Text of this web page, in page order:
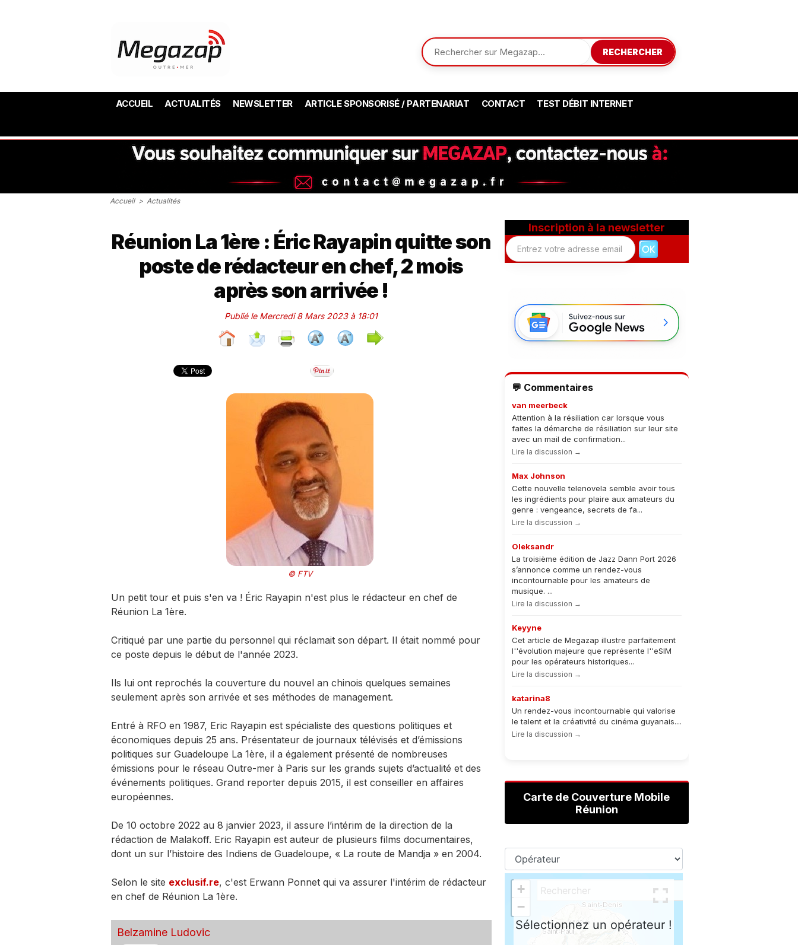
RECHERCHER
ACCUEIL ACTUALITÉS NEWSLETTER ARTICLE SPONSORISÉ / PARTENARIAT CONTACT TEST DÉBIT INTERNET
Accueil > Actualités
Réunion La 1ère : Éric Rayapin quitte son
poste de rédacteur en chef, 2 mois
après son arrivée !
Publié le Mercredi 8 Mars 2023 à 18:01
© FTV
Un petit tour et puis s'en va ! Éric Rayapin n'est plus le rédacteur en chef de
Réunion La 1ère.
Critiqué par une partie du personnel qui réclamait son départ. Il était nommé pour
ce poste depuis le début de l'année 2023.
Ils lui ont reprochés la couverture du nouvel an chinois quelques semaines
seulement après son arrivée et ses méthodes de management.
Entré à RFO en 1987, Eric Rayapin est spécialiste des questions politiques et
économiques depuis 25 ans. Présentateur de journaux télévisés et d’émissions
politiques sur Guadeloupe La 1ère, il a également présenté de nombreuses
émissions pour le réseau Outre-mer à Paris sur les grands sujets d’actualité et des
événements politiques. Grand reporter depuis 2015, il est conseiller en affaires
européennes.
De 10 octobre 2022 au 8 janvier 2023, il assure l’intérim de la direction de la
rédaction de Malakoff. Eric Rayapin est auteur de plusieurs films documentaires,
dont un sur l’histoire des Indiens de Guadeloupe, « La route de Mandja » en 2004.
Selon le site exclusif.re, c'est Erwann Ponnet qui va assurer l'intérim de rédacteur
en chef de Réunion La 1ère.
Belzamine Ludovic
Inscription à la newsletter
💬 Commentaires
van meerbeck
Attention à la résiliation car lorsque vous
faites la démarche de résiliation sur leur site
avec un mail de confirmation...
Lire la discussion →
Max Johnson
Cette nouvelle telenovela semble avoir tous
les ingrédients pour plaire aux amateurs du
genre : vengeance, secrets de fa...
Lire la discussion →
Oleksandr
La troisième édition de Jazz Dann Port 2026
s’annonce comme un rendez-vous
incontournable pour les amateurs de
musique. ...
Lire la discussion →
Keyyne
Cet article de Megazap illustre parfaitement
l''évolution majeure que représente l''eSIM
pour les opérateurs historiques...
Lire la discussion →
katarina8
Un rendez-vous incontournable qui valorise
le talent et la créativité du cinéma guyanais....
Lire la discussion →
Carte de Couverture Mobile
Réunion